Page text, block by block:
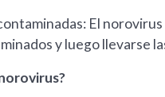
El
y luego llevarse